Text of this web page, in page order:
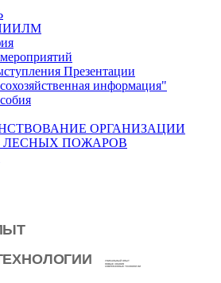
Презентации
информация"
ОРГАНИЗАЦИИ
ПОЖАРОВ